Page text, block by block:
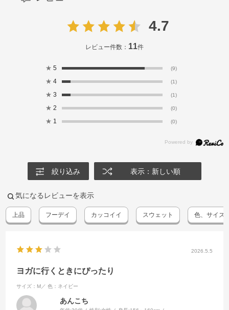
4.7
レビュー件数： 11件
★ 5 (9)
★ 4 (1)
★ 3 (1)
★ 2 (0)
★ 1 (0)
絞り込み 表示：新しい順
気になるレビューを表示
上品 フーデイ カッコイイ スウェット 色、サイズ
2026.5.5
ヨガに行くときにぴったり
サイズ：M／ 色：ネイビー
あんこち